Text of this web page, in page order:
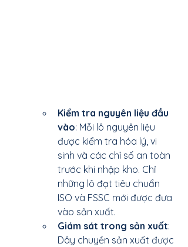
Kiểm tra nguyên liệu đầu
vào: Mỗi lô nguyên liệu
được kiểm tra hóa lý, vi
sinh và các chỉ số an toàn
trước khi nhập kho. Chỉ
những lô đạt tiêu chuẩn
ISO và FSSC mới được đưa
vào sản xuất.
Giám sát trong sản xuất:
Dây chuyền sản xuất được